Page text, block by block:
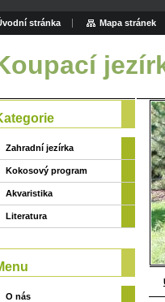
Zahradní jezírka
Kokosový program
Akvaristika
Literatura
O nás
stránka Mapa stránek